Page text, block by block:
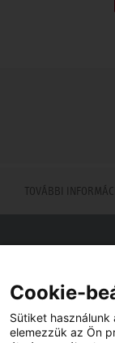
TOVÁBBI
Viszonteladót
Cookie-
Sütiket
elemezzük az Ön